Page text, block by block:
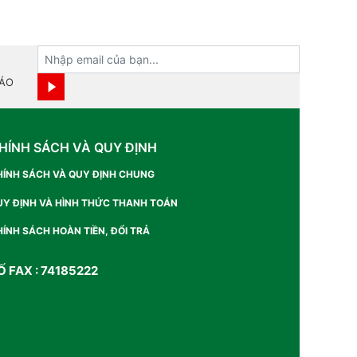
SÁCH VÀ QUY ĐỊNH
SÁCH VÀ QUY ĐỊNH CHUNG
ĐỊNH VÀ HÌNH THỨC THANH TOÁN
SÁCH HOÀN TIỀN, ĐỔI TRẢ
FAX : 74185222